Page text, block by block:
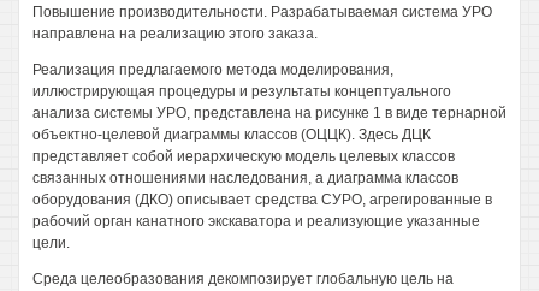
Повышение производительности. Разрабатываемая система УРО
направлена на реализацию этого заказа.
Реализация предлагаемого метода моделирования,
иллюстрирующая процедуры и результаты концептуального
анализа системы УРО, представлена на рисунке 1 в виде тернарной
объектно-целевой диаграммы классов (ОЦЦК). Здесь ДЦК
представляет собой иерархическую модель целевых классов
связанных отношениями наследования, а диаграмма классов
оборудования (ДКО) описывает средства СУРО, агрегированные в
рабочий орган канатного экскаватора и реализующие указанные
цели.
Среда целеобразования декомпозирует глобальную цель на